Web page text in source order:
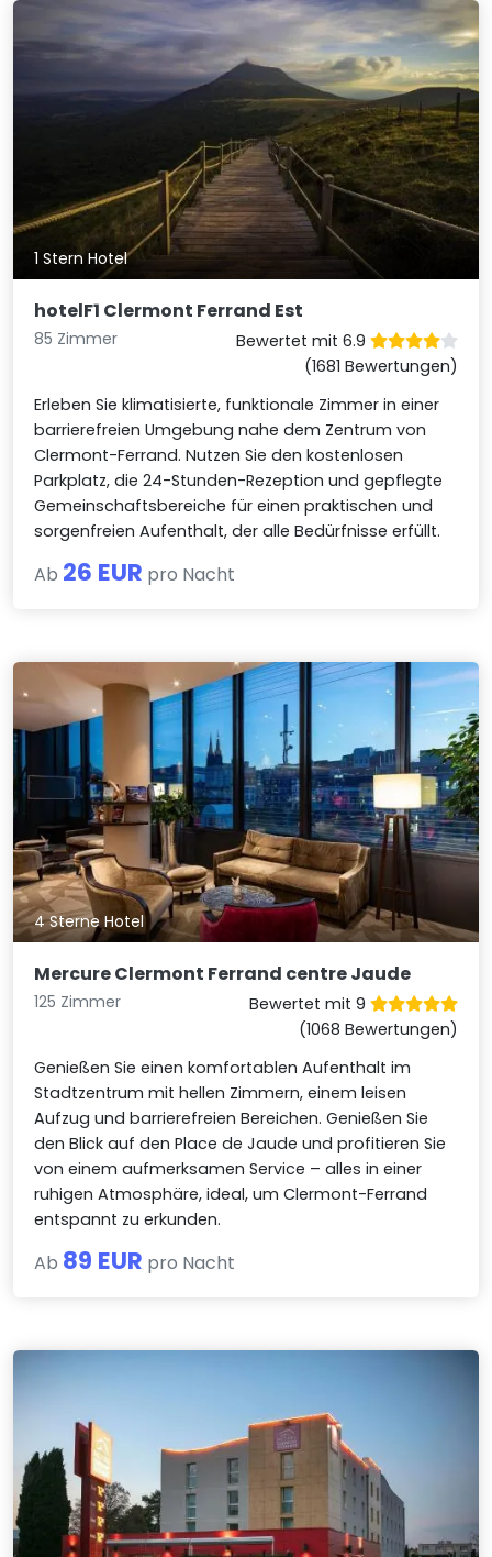
1 Stern Hotel
hotelF1 Clermont Ferrand Est
85 Zimmer
Bewertet mit 6.9
(1681 Bewertungen)
Erleben Sie klimatisierte, funktionale Zimmer in einer
barrierefreien Umgebung nahe dem Zentrum von
Clermont-Ferrand. Nutzen Sie den kostenlosen
Parkplatz, die 24-Stunden-Rezeption und gepflegte
Gemeinschaftsbereiche für einen praktischen und
sorgenfreien Aufenthalt, der alle Bedürfnisse erfüllt.
Ab 26 EUR pro Nacht
4 Sterne Hotel
Mercure Clermont Ferrand centre Jaude
125 Zimmer
Bewertet mit 9
(1068 Bewertungen)
Genießen Sie einen komfortablen Aufenthalt im
Stadtzentrum mit hellen Zimmern, einem leisen
Aufzug und barrierefreien Bereichen. Genießen Sie
den Blick auf den Place de Jaude und profitieren Sie
von einem aufmerksamen Service – alles in einer
ruhigen Atmosphäre, ideal, um Clermont-Ferrand
entspannt zu erkunden.
Ab 89 EUR pro Nacht